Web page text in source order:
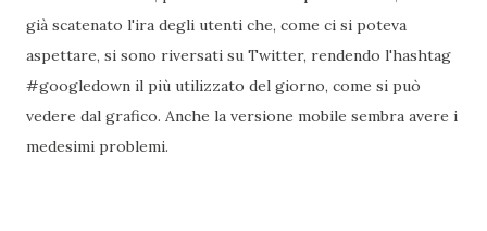
già scatenato l'ira degli utenti che, come ci si poteva
aspettare, si sono riversati su Twitter, rendendo l'hashtag
#googledown il più utilizzato del giorno, come si può
vedere dal grafico. Anche la versione mobile sembra avere i
medesimi problemi.